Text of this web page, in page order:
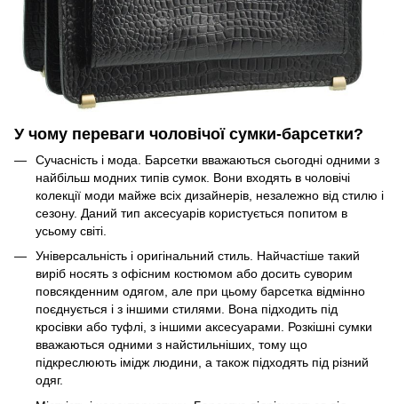
У чому переваги чоловічої сумки-барсетки?
Сучасність і мода. Барсетки вважаються сьогодні одними з
найбільш модних типів сумок. Вони входять в чоловічі
колекції моди майже всіх дизайнерів, незалежно від стилю і
сезону. Даний тип аксесуарів користується попитом в
усьому світі.
Універсальність і оригінальний стиль. Найчастіше такий
виріб носять з офісним костюмом або досить суворим
повсякденним одягом, але при цьому барсетка відмінно
поєднується і з іншими стилями. Вона підходить під
кросівки або туфлі, з іншими аксесуарами. Розкішні сумки
вважаються одними з найстильніших, тому що
підкреслюють імідж людини, а також підходять під різний
одяг.